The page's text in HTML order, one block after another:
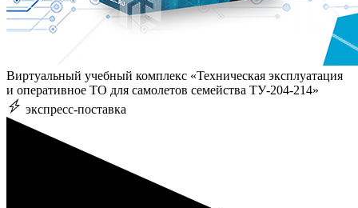
Виртуальный учебный комплекс «Техническая эксплуатация
и оперативное ТО для самолетов семейства ТУ-204-214»
экспресс-поставка